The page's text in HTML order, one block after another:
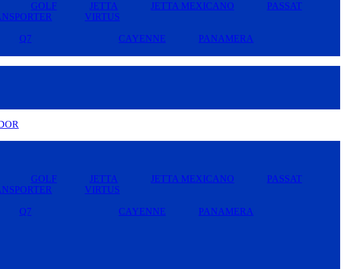
GOLF JETTA JETTA MEXICANO
PASSAT
VIRTUS
Q7 CAYENNE PANAMERA
GOLF JETTA JETTA MEXICANO
PASSAT
VIRTUS
Q7 CAYENNE PANAMERA